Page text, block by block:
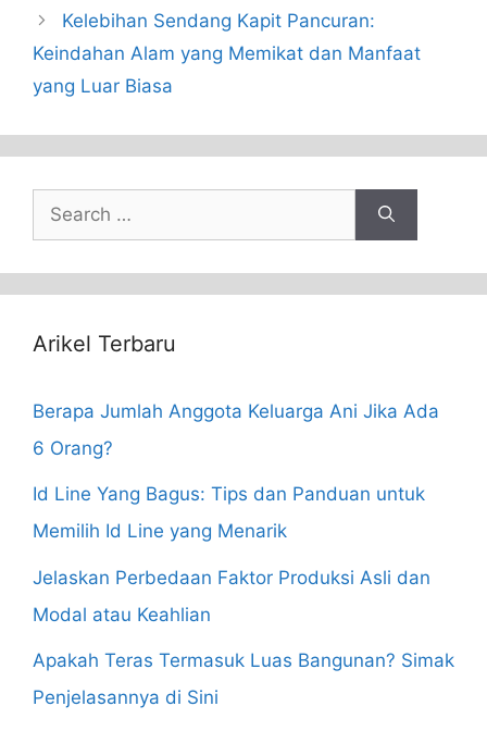
Kelebihan Sendang Kapit Pancuran:
Keindahan Alam yang Memikat dan Manfaat
yang Luar Biasa
Search
for:
Arikel Terbaru
Berapa Jumlah Anggota Keluarga Ani Jika Ada
6 Orang?
Id Line Yang Bagus: Tips dan Panduan untuk
Memilih Id Line yang Menarik
Jelaskan Perbedaan Faktor Produksi Asli dan
Modal atau Keahlian
Apakah Teras Termasuk Luas Bangunan? Simak
Penjelasannya di Sini